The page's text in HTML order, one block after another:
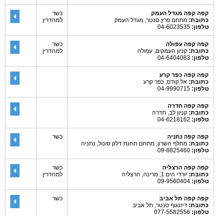
קפה קפה מגדל העמק
כתובת: מתחם פרץ סנטר, מגדל העמק
טלפון:
כשר
למהדרין
קפה קפה עפולה
כתובת: קניון העמקים, עפולה
טלפון:
כשר
למהדרין
קפה קפה כפר קרע
כתובת: אל קודס, כפר קרע
טלפון:
קפה קפה חדרה
כתובת: קניון לב, חדרה
טלפון:
קפה קפה נתניה
כתובת: מחלף השרון, מתחם תחנת דלק סונול, נתניה
טלפון:
כשר
קפה קפה הרצליה
כתובת: יורדי הים 1, מרינה, הרצליה
טלפון:
כשר
למהדרין
קפה קפה תל אביב
כתובת: דיזנגוף סנטר, תל אביב
טלפון:
כשר